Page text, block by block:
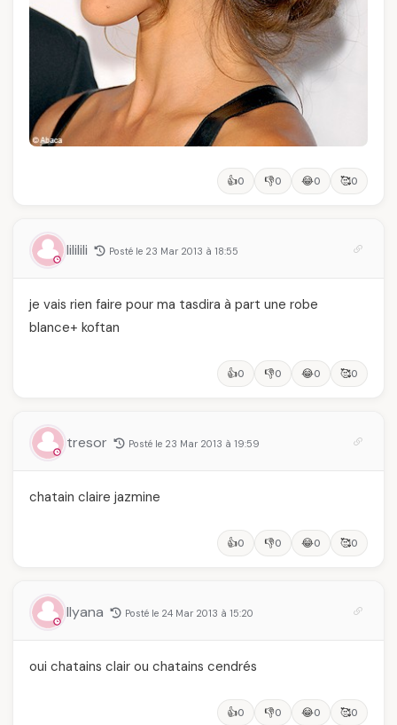
👍0 👎0 😂0 🥰0
lililili Posté le 23 Mar 2013 à 18:55
je vais rien faire pour ma tasdira à part une robe
blance+ koftan
👍0 👎0 😂0 🥰0
tresor Posté le 23 Mar 2013 à 19:59
chatain claire jazmine
👍0 👎0 😂0 🥰0
Ilyana Posté le 24 Mar 2013 à 15:20
oui chatains clair ou chatains cendrés
👍0 👎0 😂0 🥰0